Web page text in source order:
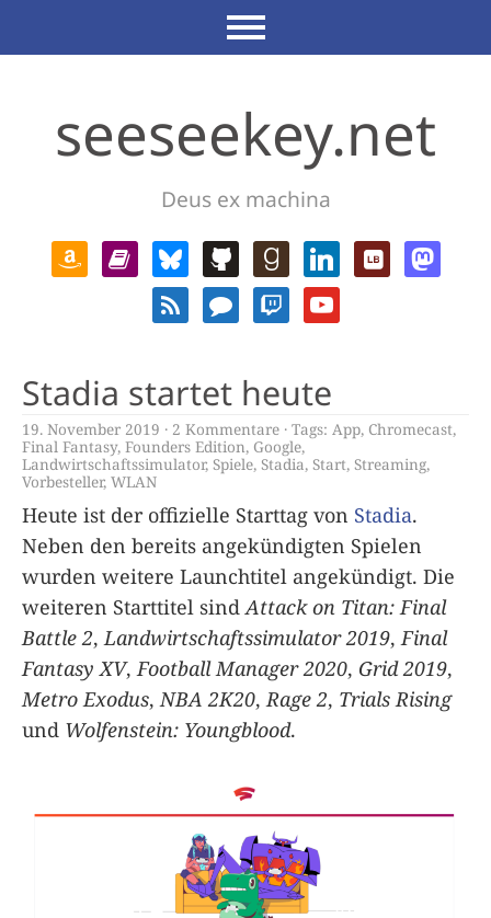
seeseekey.net
Deus ex machina
Stadia startet heute
19. November 2019 2 Kommentare Tags: App, Chromecast,
Final Fantasy, Founders Edition, Google,
Landwirtschaftssimulator, Spiele, Stadia, Start, Streaming,
Vorbesteller, WLAN
Heute ist der offizielle Starttag von Stadia.
Neben den bereits angekündigten Spielen
wurden weitere Launchtitel angekündigt. Die
weiteren Starttitel sind Attack on Titan: Final
Battle 2, Landwirtschaftssimulator 2019, Final
Fantasy XV, Football Manager 2020, Grid 2019,
Metro Exodus, NBA 2K20, Rage 2, Trials Rising
und Wolfenstein: Youngblood.